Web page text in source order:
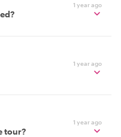
1 year ago
1 year ago
1 year ago
tour?